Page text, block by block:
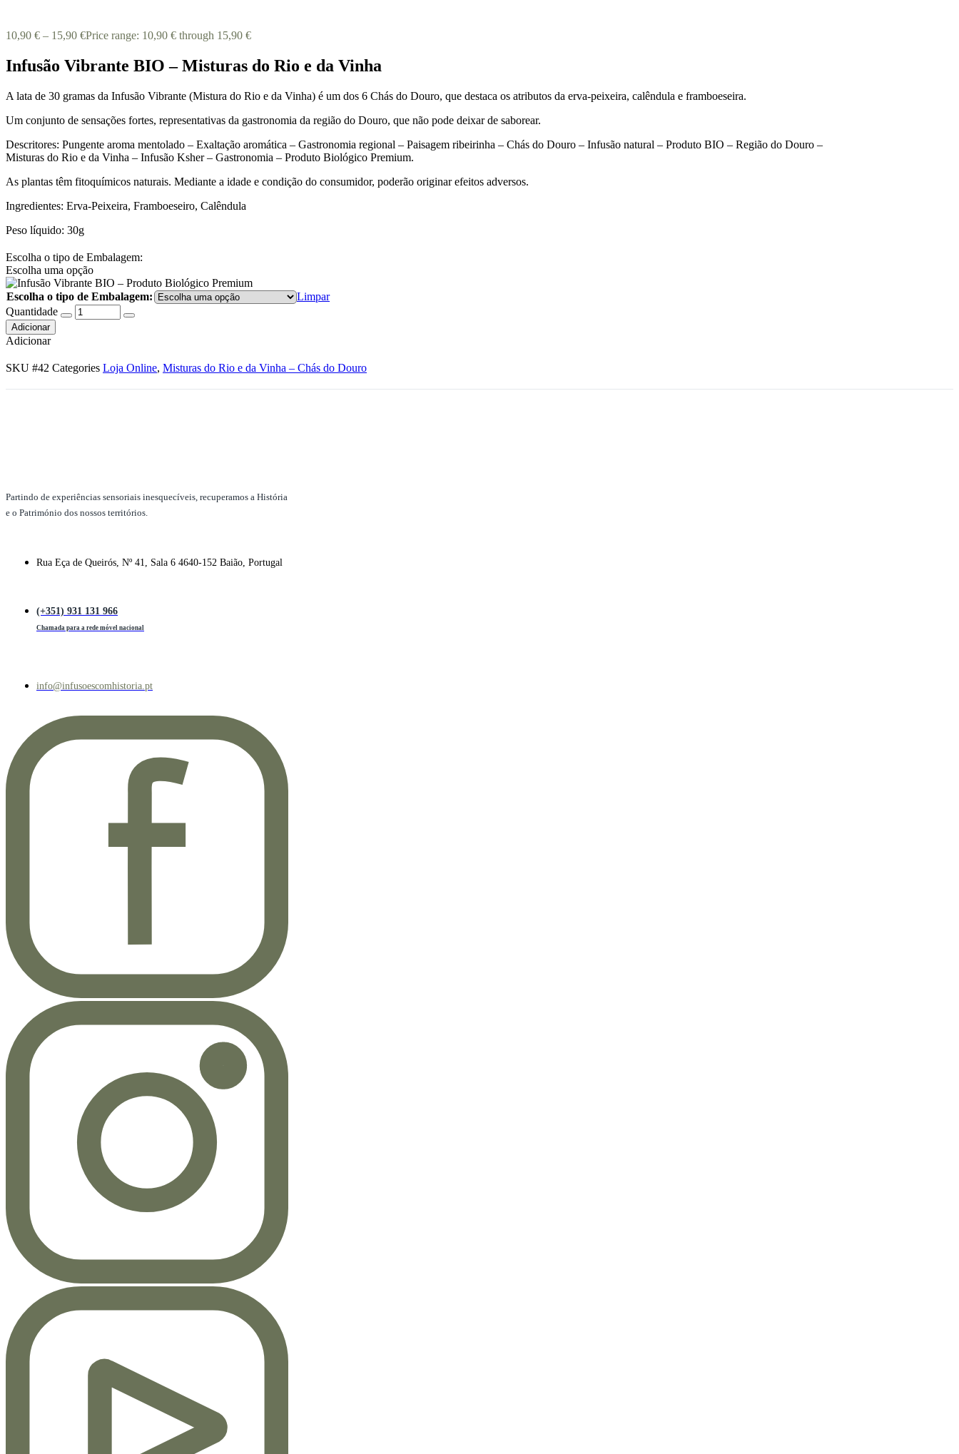
10,90 € – 15,90 €Price range: 10,90 € through 15,90 €
Infusão Vibrante BIO – Misturas do Rio e da Vinha
A lata de 30 gramas da Infusão Vibrante (Mistura do Rio e da Vinha) é um dos 6 Chás do Douro, que destaca os atributos da erva-peixeira, calêndula e framboeseira.
Um conjunto de sensações fortes, representativas da gastronomia da região do Douro, que não pode deixar de saborear.
Descritores: Pungente aroma mentolado – Exaltação aromática – Gastronomia regional – Paisagem ribeirinha – Chás do Douro – Infusão natural – Produto BIO – Região do Douro –
Misturas do Rio e da Vinha – Infusão Ksher – Gastronomia – Produto Biológico Premium.
As plantas têm fitoquímicos naturais. Mediante a idade e condição do consumidor, poderão originar efeitos adversos.
Ingredientes: Erva-Peixeira, Framboeseiro, Calêndula
Peso líquido: 30g
Escolha o tipo de Embalagem:
Escolha uma opção
Escolha o tipo de Embalagem:
Limpar
Quantidade
Adicionar
Adicionar
SKU #42 Categories Loja Online, Misturas do Rio e da Vinha – Chás do Douro
Partindo de experiências sensoriais inesquecíveis, recuperamos a História
e o Património dos nossos territórios.
Rua Eça de Queirós, Nº 41, Sala 6 4640-152 Baião, Portugal
(+351) 931 131 966
Chamada para a rede móvel nacional
info@infusoescomhistoria.pt